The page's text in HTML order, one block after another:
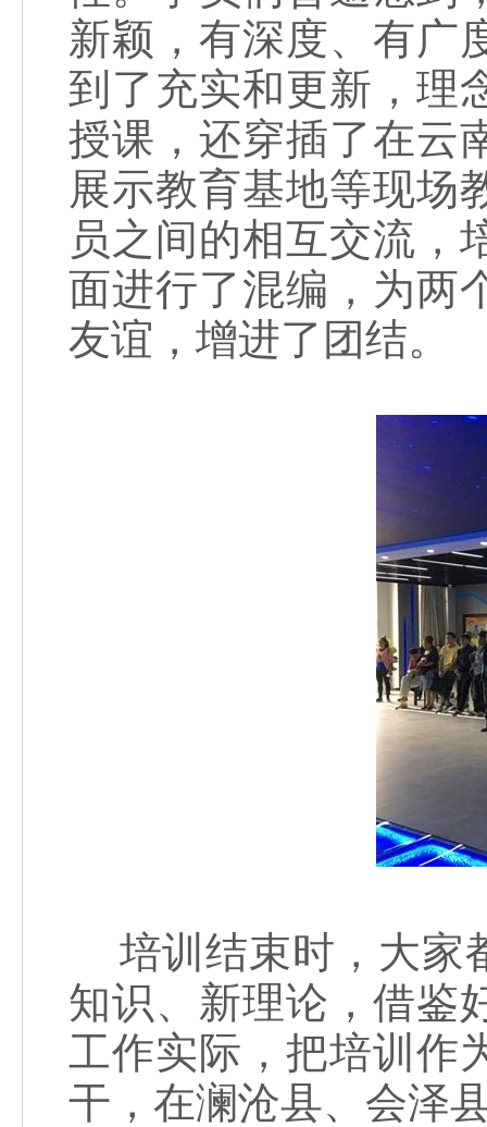
新颖，有深度、有广
到了充实和更新，理
授课，还穿插了在云
展示教育基地等现场
员之间的相互交流，
面进行了混编，为两
友谊，增进了团结。
培训结束时，大家
知识、新理论，借鉴
工作实际，把培训作
干，在澜沧县、会泽